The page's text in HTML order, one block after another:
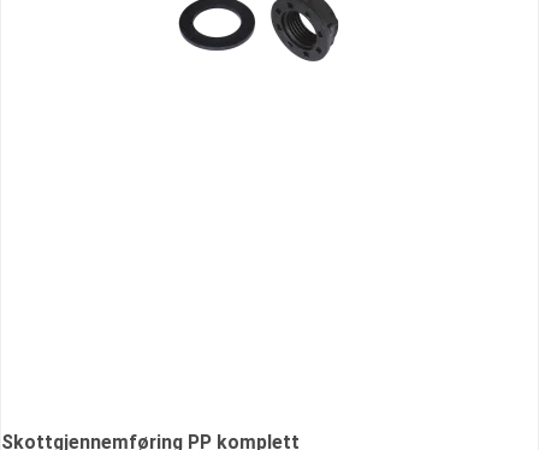
Skottgjennemføring PP komplett